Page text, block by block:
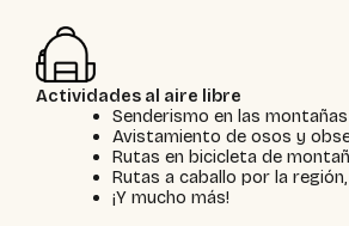
Actividades al aire libre
Senderismo en las
Avistamiento de osos y
Rutas en bicicleta de
Rutas a caballo por la región,
¡Y mucho más!